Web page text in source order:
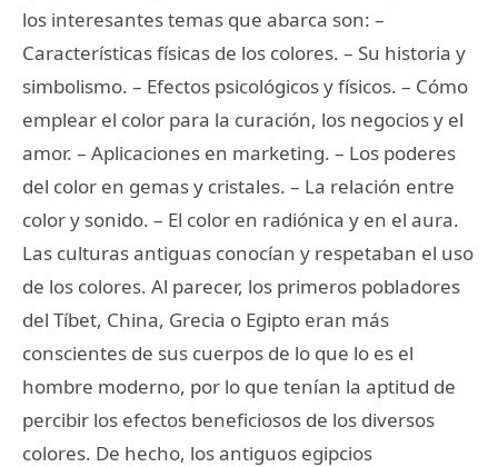
los interesantes temas que abarca son: –
Características físicas de los colores. – Su historia y
simbolismo. – Efectos psicológicos y físicos. – Cómo
emplear el color para la curación, los negocios y el
amor. – Aplicaciones en marketing. – Los poderes
del color en gemas y cristales. – La relación entre
color y sonido. – El color en radiónica y en el aura.
Las culturas antiguas conocían y respetaban el uso
de los colores. Al parecer, los primeros pobladores
del Tíbet, China, Grecia o Egipto eran más
conscientes de sus cuerpos de lo que lo es el
hombre moderno, por lo que tenían la aptitud de
percibir los efectos beneficiosos de los diversos
colores. De hecho, los antiguos egipcios